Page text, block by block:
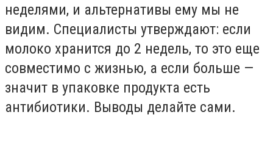
неделями, и альтернативы ему мы не
видим. Специалисты утверждают: если
молоко хранится до 2 недель, то это еще
совместимо с жизнью, а если больше —
значит в упаковке продукта есть
антибиотики. Выводы делайте сами.